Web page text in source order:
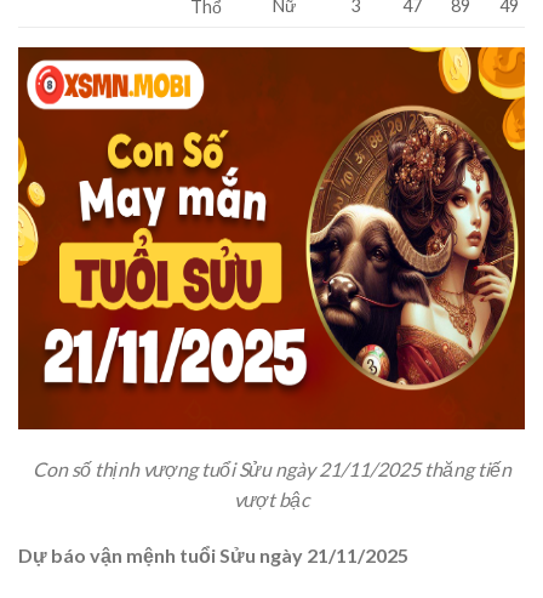
Thổ Nữ 3 47 89 49
Con số thịnh vượng tuổi Sửu ngày 21/11/2025 thăng tiến
vượt bậc
Dự báo vận mệnh tuổi Sửu ngày 21/11/2025